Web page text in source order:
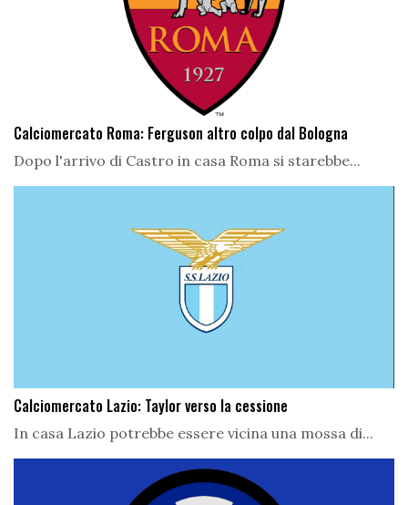
Calciomercato Roma: Ferguson altro colpo dal Bologna
Dopo l'arrivo di Castro in casa Roma si starebbe...
Calciomercato Lazio: Taylor verso la cessione
In casa Lazio potrebbe essere vicina una mossa di...